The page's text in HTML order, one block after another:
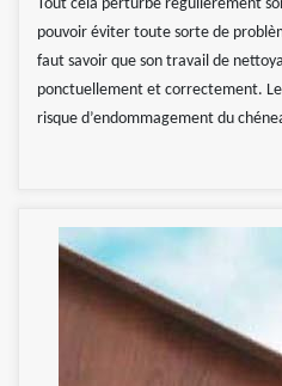
Tout cela perturbe régulièrement
pouvoir éviter toute sorte de
faut savoir que son travail de
ponctuellement et correctement.
risque d’endommagement du